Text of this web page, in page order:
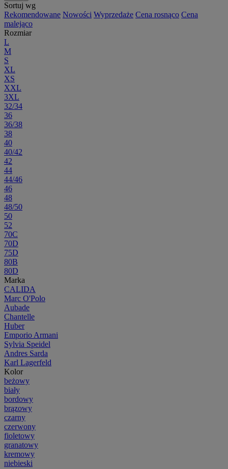
Sortuj wg
Rekomendowane Nowości Wyprzedaże Cena rosnąco Cena
malejąco
Rozmiar
L
M
S
XL
XS
XXL
3XL
32/34
36
36/38
38
40
40/42
42
44
44/46
46
48
48/50
50
52
70C
70D
75D
80B
80D
Marka
CALIDA
Marc O'Polo
Aubade
Chantelle
Huber
Emporio Armani
Sylvia Speidel
Andres Sarda
Karl Lagerfeld
Kolor
beżowy
biały
bordowy
brązowy
czarny
czerwony
fioletowy
granatowy
kremowy
niebieski